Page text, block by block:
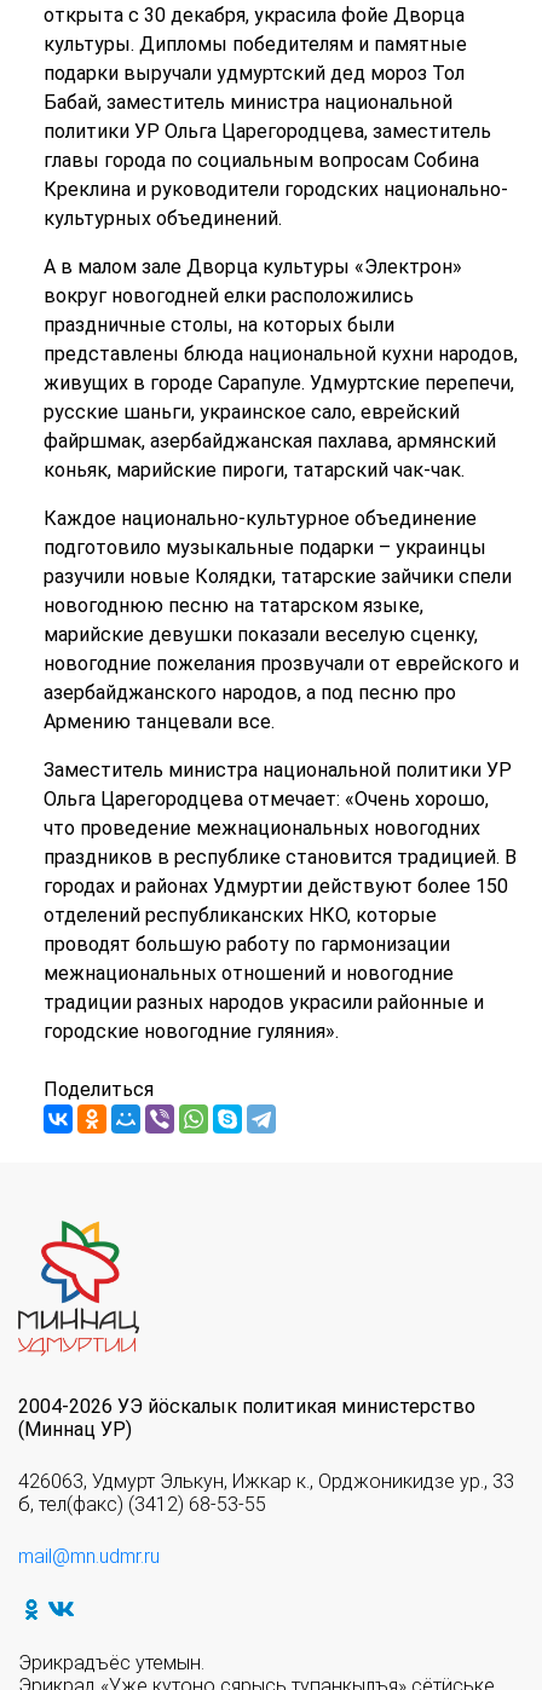
открыта с 30 декабря, украсила фойе Дворца
культуры. Дипломы победителям и памятные
подарки выручали удмуртский дед мороз Тол
Бабай, заместитель министра национальной
политики УР Ольга Царегородцева, заместитель
главы города по социальным вопросам Собина
Креклина и руководители городских национально-
культурных объединений.
А в малом зале Дворца культуры «Электрон»
вокруг новогодней елки расположились
праздничные столы, на которых были
представлены блюда национальной кухни народов,
живущих в городе Сарапуле. Удмуртские перепечи,
русские шаньги, украинское сало, еврейский
файршмак, азербайджанская пахлава, армянский
коньяк, марийские пироги, татарский чак-чак.
Каждое национально-культурное объединение
подготовило музыкальные подарки – украинцы
разучили новые Колядки, татарские зайчики спели
новогоднюю песню на татарском языке,
марийские девушки показали веселую сценку,
новогодние пожелания прозвучали от еврейского и
азербайджанского народов, а под песню про
Армению танцевали все.
Заместитель министра национальной политики УР
Ольга Царегородцева отмечает: «Очень хорошо,
что проведение межнациональных новогодних
праздников в республике становится традицией. В
городах и районах Удмуртии действуют более 150
отделений республиканских НКО, которые
проводят большую работу по гармонизации
межнациональных отношений и новогодние
традиции разных народов украсили районные и
городские новогодние гуляния».
Поделиться
2004-2026 УЭ йöскалык политикая министерство
(Миннац УР)
426063, Удмурт Элькун, Ижкар к., Орджоникидзе ур., 33
б, тел(факс) (3412) 68-53-55
mail@mn.udmr.ru
Эрикрадъёс утемын.